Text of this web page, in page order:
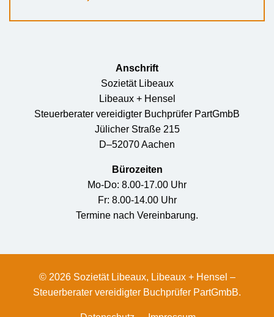
Anschrift
Sozietät Libeaux
Libeaux + Hensel
Steuerberater vereidigter Buchprüfer PartGmbB
Jülicher Straße 215
D–52070 Aachen
Bürozeiten
Mo-Do: 8.00-17.00 Uhr
Fr: 8.00-14.00 Uhr
Termine nach Vereinbarung.
© 2026 Sozietät Libeaux, Libeaux + Hensel –
Steuerberater vereidigter Buchprüfer PartGmbB.